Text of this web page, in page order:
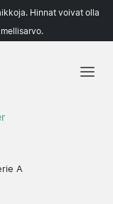
Hinnat voivat olla
A